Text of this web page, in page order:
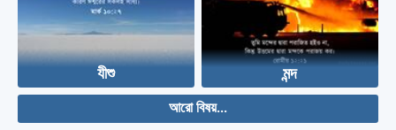
যীশু মন্দ
আরো বিষয়...